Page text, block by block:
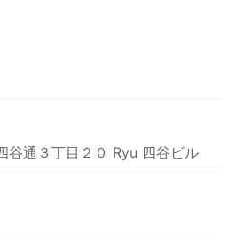
谷通３丁目２０ Ryu 四谷ビル